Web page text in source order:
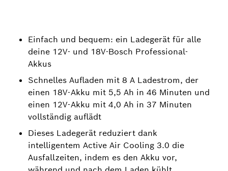
Einfach und bequem: ein Ladegerät für alle
deine 12V- und 18V-Bosch Professional-
Akkus
Schnelles Aufladen mit 8 A Ladestrom, der
einen 18V-Akku mit 5,5 Ah in 46 Minuten und
einen 12V-Akku mit 4,0 Ah in 37 Minuten
vollständig auflädt
Dieses Ladegerät reduziert dank
intelligentem Active Air Cooling 3.0 die
Ausfallzeiten, indem es den Akku vor,